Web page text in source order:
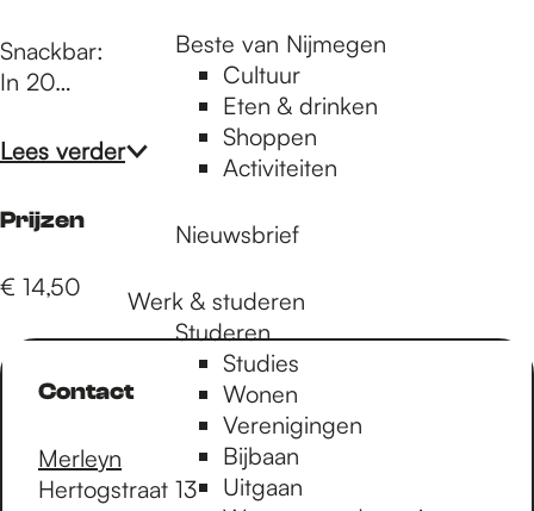
Beste van Nijmegen
Cultuur
Eten & drinken
Shoppen
Activiteiten
Nieuwsbrief
Werk & studeren
Studeren
Studies
Wonen
Verenigingen
Bijbaan
Uitgaan
Snackbar:
In 20…
Lees verder
Prijzen
€ 14,50
Contact
Merleyn
Hertogstraat 13